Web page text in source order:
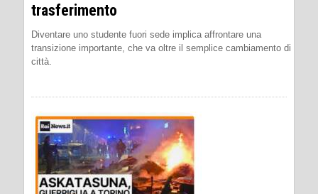
trasferimento
Diventare uno studente fuori sede implica affrontare una
transizione importante, che va oltre il semplice cambiamento di
città.